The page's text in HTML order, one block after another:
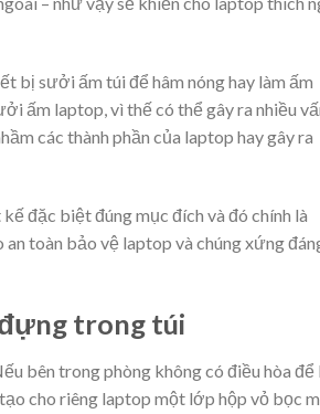
bị sưởi ấm túi để hâm nóng hay làm ấm
ấm laptop, vì thế có thể gây ra nhiều
các thành phần của laptop hay gây ra
đặc biệt đúng mục đích và đó chính là
toàn bảo vệ laptop và chúng xứng
trong túi
bên trong phòng không có điều hòa để
cho riêng laptop một lớp hộp vỏ bọc